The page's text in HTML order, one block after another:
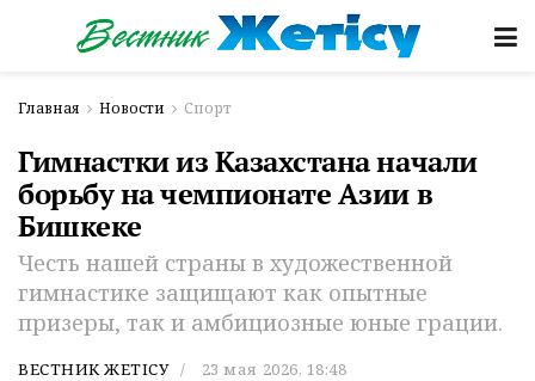
Главная Новости Спорт
Гимнастки из Казахстана начали
борьбу на чемпионате Азии в
Бишкеке
Честь нашей страны в художественной
гимнастике защищают как опытные
призеры, так и амбициозные юные грации.
ВЕСТНИК ЖЕТІСУ 23 мая 2026, 18:48